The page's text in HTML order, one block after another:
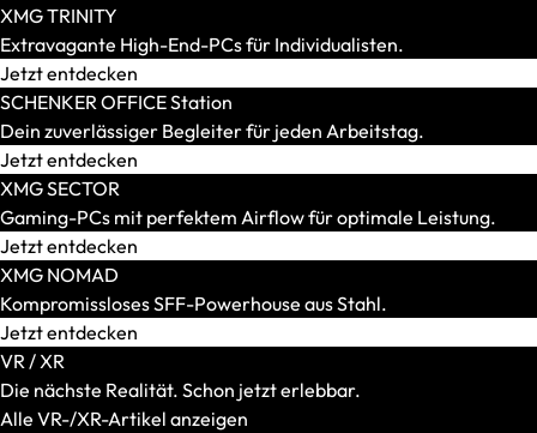
XMG TRINITY
Extravagante High-End-PCs für Individualisten.
Jetzt entdecken
SCHENKER OFFICE Station
Dein zuverlässiger Begleiter für jeden Arbeitstag.
Jetzt entdecken
XMG SECTOR
Gaming-PCs mit perfektem Airflow für optimale Leistung.
Jetzt entdecken
XMG NOMAD
Kompromissloses SFF-Powerhouse aus Stahl.
Jetzt entdecken
VR / XR
Die nächste Realität. Schon jetzt erlebbar.
Alle VR-/XR-Artikel anzeigen
Taschen und Rucksäcke
Alle anzeigen
Rucksäcke
Sleeves
Umhängetasche
Tragetaschen
Trolley